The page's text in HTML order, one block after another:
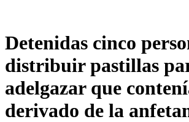
Detenidas cinco
distribuir pastillas
adelgazar que
derivado de la